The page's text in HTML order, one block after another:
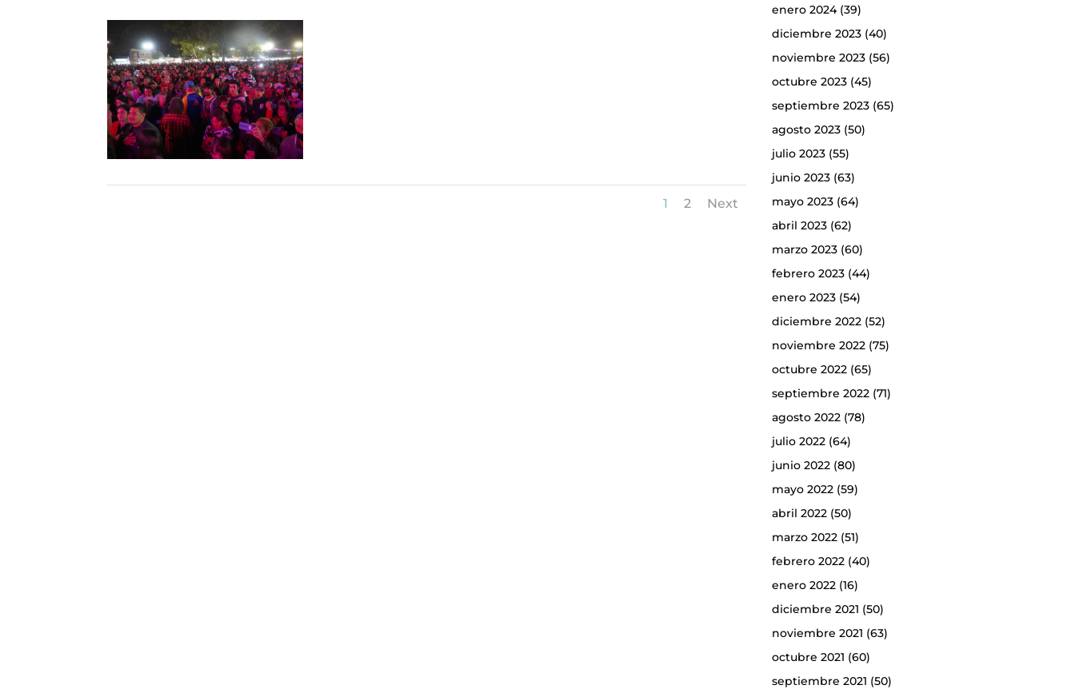
1 2 Next
enero 2024(39)
diciembre 2023(40)
noviembre 2023(56)
octubre 2023(45)
septiembre 2023(65)
agosto 2023(50)
julio 2023(55)
junio 2023(63)
mayo 2023(64)
abril 2023(62)
marzo 2023(60)
febrero 2023(44)
enero 2023(54)
diciembre 2022(52)
noviembre 2022(75)
octubre 2022(65)
septiembre 2022(71)
agosto 2022(78)
julio 2022(64)
junio 2022(80)
mayo 2022(59)
abril 2022(50)
marzo 2022(51)
febrero 2022(40)
enero 2022(16)
diciembre 2021 (50)
noviembre 2021 (63)
octubre 2021 (60)
septiembre 2021 (50)